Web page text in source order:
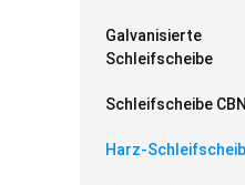
Galvanisierte
Schleifscheibe
Schleifscheibe CBN
Harz-